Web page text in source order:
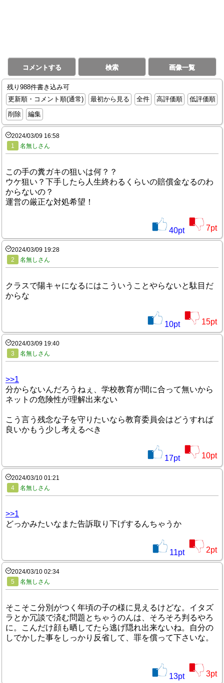
コメントする 検索 画像一覧
残り988件書き込み可
更新順・コメント順(通常)
最初から見る 全件 高評価順
低評価順
削除
編集
2024/03/09 16:58
1
名無しさん
この手の糞ガキの狙いは何？？
ウケ狙い？下手したら人生終わるくらいの賠償金なるのわ
からないの？
運営の厳正な対処希望！
40pt 7pt
2024/03/09 19:28
2
名無しさん
クラスで陽キャになるにはこういうことやらないと駄目だ
からな
10pt 15pt
2024/03/09 19:40
3
名無しさん
>>1
分からないんだろうねぇ、学校教育が間に合って無いから
ネットの危険性が理解出来ない
こう言う残念な子を守りたいなら教育委員会はどうすれば
良いかもう少し考えるべき
17pt 10pt
2024/03/10 01:21
4
名無しさん
>>1
どっかみたいなまた告訴取り下げするんちゃうか
11pt 2pt
2024/03/10 02:34
5
名無しさん
そこそこ分別がつく年頃の子の様に見えるけどな。イタズ
ラとか冗談で済む問題とちゃうのんは、そろそろ判るやろ
に。こんだけ顔も晒してたら逃げ隠れ出来ないね。自分の
しでかした事をしっかり反省して、罪を償って下さいな。
13pt 3pt